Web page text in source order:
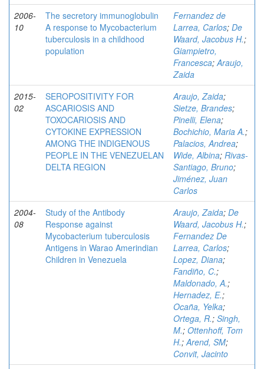
2006-
10
The secretory immunoglobulin
A response to Mycobacterium
tuberculosis in a childhood
population
Fernandez de
Larrea, Carlos; De
Waard, Jacobus H.;
Giampietro,
Francesca;Araujo,
Zaida
2015-
02
SEROPOSITIVITY FOR
ASCARIOSIS AND
TOXOCARIOSIS AND
CYTOKINE EXPRESSION
AMONG THE INDIGENOUS
PEOPLE IN THE VENEZUELAN
DELTA REGION
Araujo, Zaida;
Sietze, Brandes;
Pinelli, Elena;
Bochichio, Maria A.;
Palacios, Andrea;
Wide, Albina; Rivas-
Santiago, Bruno;
Jiménez, Juan
Carlos
2004-
08
Study of the Antibody
Response against
Mycobacterium tuberculosis
Antigens in Warao Amerindian
Children in Venezuela
Araujo, Zaida; De
Waard, Jacobus H.;
Fernandez De
Larrea, Carlos;
Lopez, Diana;
Fandiño, C.;
Maldonado, A.;
Hernadez, E.;
Ocaña, Yelka;
Ortega, R.; Singh,
M.; Ottenhoff, Tom
H.;Arend, SM;
Convit, Jacinto